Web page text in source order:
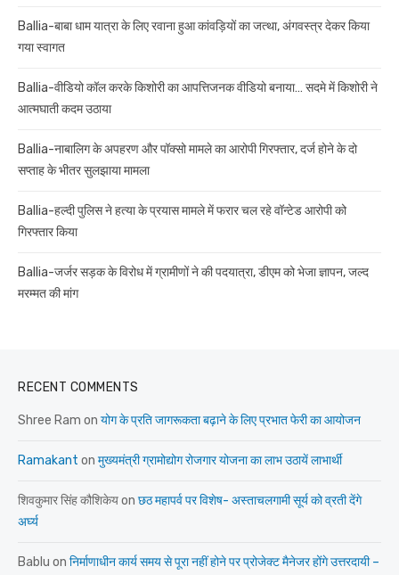
Ballia-बाबा धाम यात्रा के लिए रवाना हुआ कांवड़ियों का जत्था, अंगवस्त्र देकर किया
गया स्वागत
Ballia-वीडियो कॉल करके किशोरी का आपत्तिजनक वीडियो बनाया… सदमे में किशोरी ने
आत्मघाती कदम उठाया
Ballia-नाबालिग के अपहरण और पॉक्सो मामले का आरोपी गिरफ्तार, दर्ज होने के दो
सप्ताह के भीतर सुलझाया मामला
Ballia-हल्दी पुलिस ने हत्या के प्रयास मामले में फरार चल रहे वॉन्टेड आरोपी को
गिरफ्तार किया
Ballia-जर्जर सड़क के विरोध में ग्रामीणों ने की पदयात्रा, डीएम को भेजा ज्ञापन, जल्द
मरम्मत की मांग
RECENT COMMENTS
Shree Ram on योग के प्रति जागरूकता बढ़ाने के लिए प्रभात फेरी का आयोजन
Ramakant on मुख्यमंत्री ग्रामोद्योग रोजगार योजना का लाभ उठायें लाभार्थी
शिवकुमार सिंह कौशिकेयon छठ महापर्व पर विशेष- अस्ताचलगामी सूर्य को व्रती देंगे
अर्घ्य
Bablu on निर्माणाधीन कार्य समय से पूरा नहीं होने पर प्रोजेक्ट मैनेजर होंगे उत्तरदायी –